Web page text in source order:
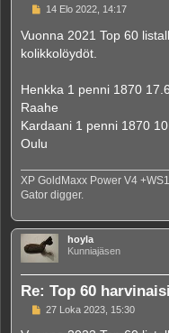
V
e
t
14 Elo 2022, 14:17
Vuonna 2021 Top 60
kolikkolöydöt.
Henkka 1 penni 1870
Raahe
Kardaani 1 penni 1870
Oulu
XP GoldMaxx Power V4 +WS1,
Gator digger.
hoyla
Kunniajäsen
Re: Top 60
V27 Loka 2023, 15:30